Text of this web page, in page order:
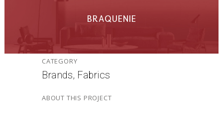
BRAQUENIE
CATEGORY
Brands, Fabrics
ABOUT THIS PROJECT